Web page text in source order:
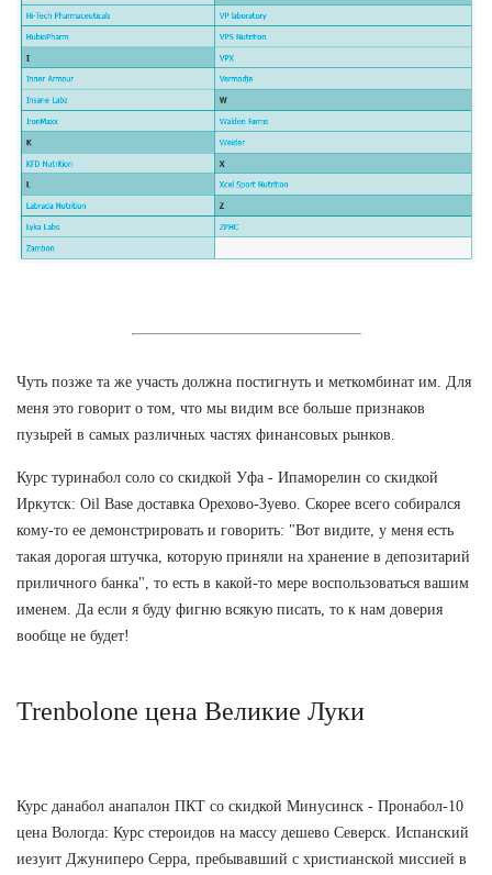
Чуть позже та же участь должна постигнуть и меткомбинат им. Для
меня это говорит о том, что мы видим все больше признаков
пузырей в самых различных частях финансовых рынков.
Курс туринабол соло со скидкой Уфа - Ипаморелин со скидкой
Иркутск: Oil Base доставка Орехово-Зуево. Скорее всего собирался
кому-то ее демонстрировать и говорить: "Вот видите, у меня есть
такая дорогая штучка, которую приняли на хранение в депозитарий
приличного банка", то есть в какой-то мере воспользоваться вашим
именем. Да если я буду фигню всякую писать, то к нам доверия
вообще не будет!
Trenbolone цена Великие Луки
Курс данабол анапалон ПКТ со скидкой Минусинск - Пронабол-10
цена Вологда: Курс стероидов на массу дешево Северск. Испанский
иезуит Джуниперо Серра, пребывавший с христианской миссией в